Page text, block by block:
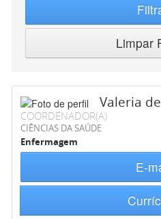
Limpar
Valeria
COORDENADOR(A)
CIÊNCIAS DA SAÚDE
Enfermagem
E-